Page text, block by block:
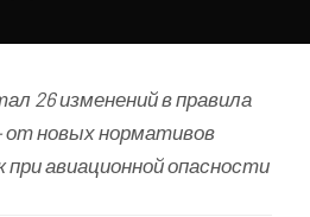
26 изменений в правила
от новых нормативов
при авиационной опасности